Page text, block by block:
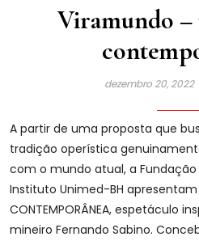
Viramundo –
dezembro 20, 2022
A partir de uma proposta que
tradição operística
com o mundo atual, a Fundação
Instituto Unimed-BH apresentam
CONTEMPORÂNEA, espetáculo
mineiro Fernando Sabino.